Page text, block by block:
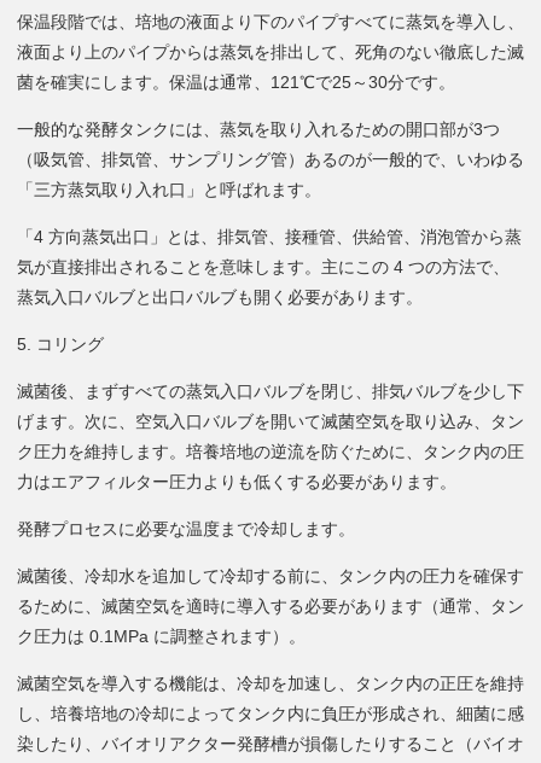
保温段階では、培地の液面より下のパイプすべてに蒸気を導入し、
液面より上のパイプからは蒸気を排出して、死角のない徹底した滅
菌を確実にします。保温は通常、121℃で25～30分です。
一般的な発酵タンクには、蒸気を取り入れるための開口部が3つ
（吸気管、排気管、サンプリング管）あるのが一般的で、いわゆる
「三方蒸気取り入れ口」と呼ばれます。
「4 方向蒸気出口」とは、排気管、接種管、供給管、消泡管から蒸
気が直接排出されることを意味します。主にこの 4 つの方法で、
蒸気入口バルブと出口バルブも開く必要があります。
5. コリング
滅菌後、まずすべての蒸気入口バルブを閉じ、排気バルブを少し下
げます。次に、空気入口バルブを開いて滅菌空気を取り込み、タン
ク圧力を維持します。培養培地の逆流を防ぐために、タンク内の圧
力はエアフィルター圧力よりも低くする必要があります。
発酵プロセスに必要な温度まで冷却します。
滅菌後、冷却水を追加して冷却する前に、タンク内の圧力を確保す
るために、滅菌空気を適時に導入する必要があります（通常、タン
ク圧力は 0.1MPa に調整されます）。
滅菌空気を導入する機能は、冷却を加速し、タンク内の正圧を維持
し、培養培地の冷却によってタンク内に負圧が形成され、細菌に感
染したり、バイオリアクター発酵槽が損傷したりすること（バイオ